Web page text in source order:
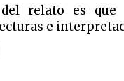
relato es que
e